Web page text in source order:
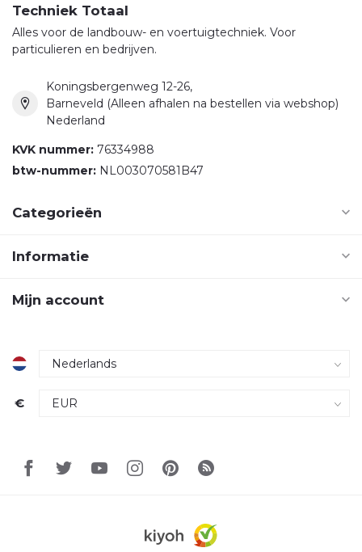
Techniek Totaal
Alles voor de landbouw- en voertuigtechniek. Voor
particulieren en bedrijven.
Koningsbergenweg 12-26,
Barneveld (Alleen afhalen na bestellen via webshop)
Nederland
KVK nummer: 76334988
btw-nummer: NL003070581B47
Categorieën
Informatie
Mijn account
€